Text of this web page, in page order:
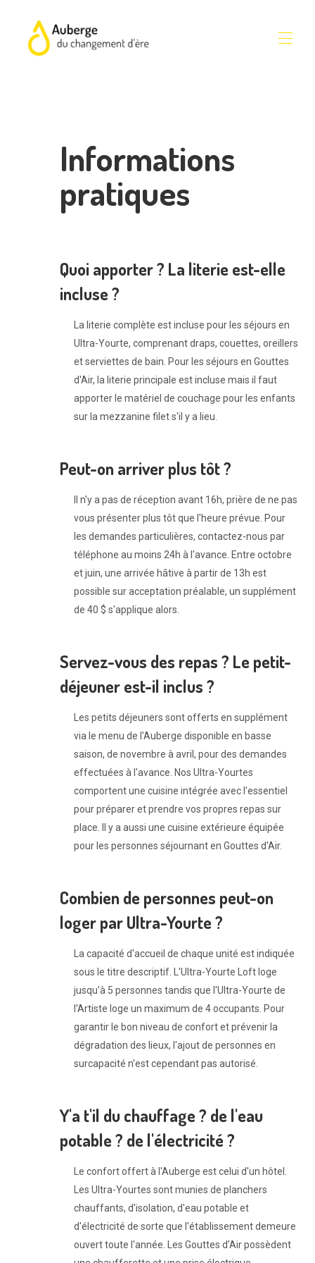
Se rendre
Nouveau site de réservation
Informations
pratiques
Quoi apporter ? La literie est-elle
incluse ?
La literie complète est incluse pour les séjours en
Ultra-Yourte, comprenant draps, couettes, oreillers
et serviettes de bain. Pour les séjours en Gouttes
d'Air, la literie principale est incluse mais il faut
apporter le matériel de couchage pour les enfants
sur la mezzanine filet s'il y a lieu.
Peut-on arriver plus tôt ?
Il n'y a pas de réception avant 16h, prière de ne pas
vous présenter plus tôt que l'heure prévue. Pour
les demandes particulières, contactez-nous par
téléphone au moins 24h à l'avance. Entre octobre
et juin, une arrivée hâtive à partir de 13h est
possible sur acceptation préalable, un supplément
de 40 $ s'applique alors.
Servez-vous des repas ? Le petit-
déjeuner est-il inclus ?
Les petits déjeuners sont offerts en supplément
via le menu de l'Auberge disponible en basse
saison, de novembre à avril, pour des demandes
effectuées à l'avance. Nos Ultra-Yourtes
comportent une cuisine intégrée avec l'essentiel
pour préparer et prendre vos propres repas sur
place. Il y a aussi une cuisine extérieure équipée
pour les personnes séjournant en Gouttes d'Air.
Combien de personnes peut-on
loger par Ultra-Yourte ?
La capacité d'accueil de chaque unité est indiquée
sous le titre descriptif. L'Ultra-Yourte Loft loge
jusqu'à 5 personnes tandis que l'Ultra-Yourte de
l'Artiste loge un maximum de 4 occupants. Pour
garantir le bon niveau de confort et prévenir la
dégradation des lieux, l'ajout de personnes en
surcapacité n'est cependant pas autorisé.
Y'a t'il du chauffage ? de l'eau
potable ? de l'électricité ?
Le confort offert à l'Auberge est celui d'un hôtel.
Les Ultra-Yourtes sont munies de planchers
chauffants, d'isolation, d'eau potable et
d'électricité de sorte que l'établissement demeure
ouvert toute l'année. Les Gouttes d'Air possèdent